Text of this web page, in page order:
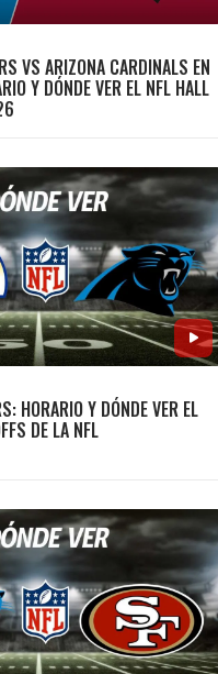
VS ARIZONA CARDINALS EN
Y DÓNDE VER EL NFL HALL
HORARIO Y DÓNDE VER EL
DE LA NFL